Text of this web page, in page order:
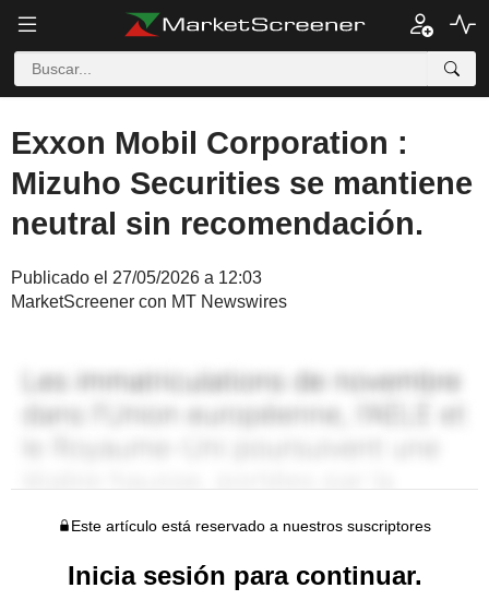
Exxon Mobil Corporation :
Mizuho Securities se mantiene
neutral sin recomendación.
Publicado el 27/05/2026 a 12:03
MarketScreener con MT Newswires
Este artículo está reservado a nuestros suscriptores
Inicia sesión para continuar.